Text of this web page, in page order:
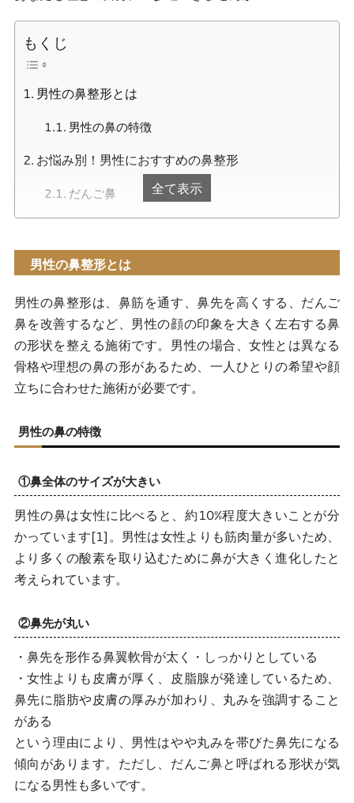
もくじ
男性の鼻整形とは
男性の鼻の特徴
お悩み別！男性におすすめの鼻整形
だんご鼻
鼻が低い
切らないメンズ鼻整形
鼻ヒアルロン酸注射
鼻スレッド（糸）
メンズ鼻整形のメリット
顔全体のバランスが良くなる
第一印象の向上
自信がアップする
メイクに頼らずに魅力的な鼻を手に入れる
メンズ鼻整形のリスクと副作用
ダウンタイムがある
感染症のリスク
仕上がりがイメージと違う
メンズ鼻整形で失敗しないためのポイント
全て表示
男性の鼻整形とは
男性の鼻整形は、鼻筋を通す、鼻先を高くする、だんご
鼻を改善するなど、男性の顔の印象を大きく左右する鼻
の形状を整える施術です。男性の場合、女性とは異なる
骨格や理想の鼻の形があるため、一人ひとりの希望や顔
立ちに合わせた施術が必要です。
男性の鼻の特徴
①鼻全体のサイズが大きい
男性の鼻は女性に比べると、約10%程度大きいことが分
かっています[1]。男性は女性よりも筋肉量が多いため、
より多くの酸素を取り込むために鼻が大きく進化したと
考えられています。
②鼻先が丸い
・鼻先を形作る鼻翼軟骨が太く・しっかりとしている
・女性よりも皮膚が厚く、皮脂腺が発達しているため、
鼻先に脂肪や皮膚の厚みが加わり、丸みを強調すること
がある
という理由により、男性はやや丸みを帯びた鼻先になる
傾向があります。ただし、だんご鼻と呼ばれる形状が気
になる男性も多いです。